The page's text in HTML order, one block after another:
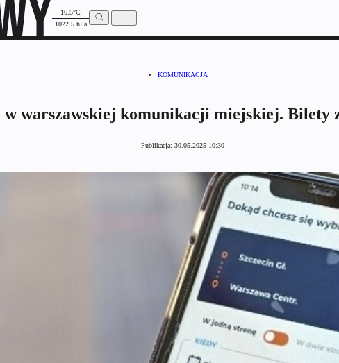
16.5°C
1022.5 hPa
KOMUNIKACJA
warszawskiej komunikacji miejskiej. Bilety
Publikacja: 30.05.2025 10:30